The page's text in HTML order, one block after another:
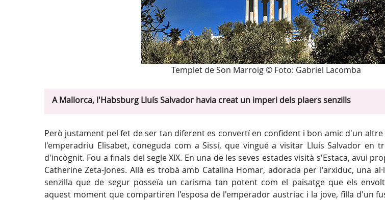
Templet de Son Marroig © Foto: Gabriel Lacomba
A Mallorca, l'Habsburg Lluís Salvador havia creat un imperi dels plaers senzills
Però justament pel fet de ser tan diferent es convertí en confident i bon amic d'un
l'emperadriu Elisabet, coneguda com a Sissí, que vingué a visitar Lluís Salvador en
d'incògnit. Fou a finals del segle XIX. En una de les seves estades visità s'Estaca, avui
Catherine Zeta-Jones. Allà es trobà amb Catalina Homar, adorada per l'arxiduc, una
senzilla que de segur posseïa un carisma tan potent com el paisatge que els
aquest moment que compartiren l'esposa de l'emperador austríac i la jove, filla d'un